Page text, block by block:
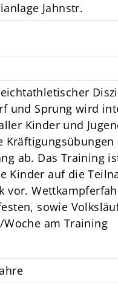
Jahnstr.
und Sprung wird
Kinder und
Kräftigungsübungen
ab. Das Training
Kinder auf die
vor.
sowie
am Training